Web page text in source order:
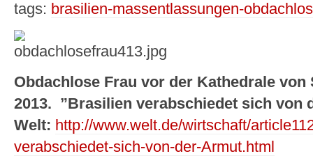
tags: brasilien-massentlassungen-
Obdachlose Frau vor der Kathedrale von
2013. ”Brasilien verabschiedet sich von
Welt: http://www.welt.de/wirtschaft/
verabschiedet-sich-von-der-Armut.html